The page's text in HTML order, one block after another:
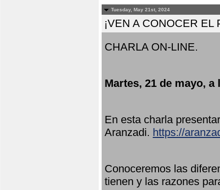
Tuesday, May 21st, 2024
¡VEN A CONOCER
CHARLA ON-LINE.
Martes, 21 de mayo, a
En esta charla
Aranzadi. https://
Conoceremos las
tienen y las razones